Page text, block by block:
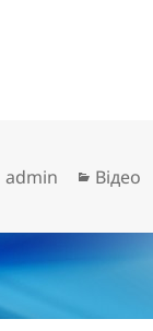
Автор
admin Відео